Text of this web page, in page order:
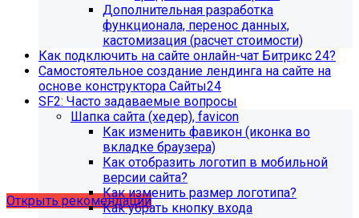
Рекомендации по безопасности
Открыть рекомендации
Дополнительная разработка
функционала, перенос данных,
кастомизация (расчет стоимости)
Как подключить на сайте онлайн-чат Битрикс 24?
Самостоятельное создание лендинга на сайте на
основе конструктора Сайты24
SF2: Часто задаваемые вопросы
Шапка сайта (хедер), favicon
Как изменить фавикон (иконка во
вкладке браузера)
Как отобразить логотип в мобильной
версии сайта?
Как изменить размер логотипа?
Как убрать кнопку входа